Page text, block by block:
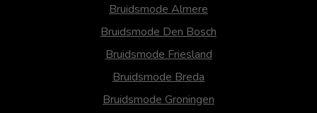
Bruidsmode Almere
Bruidsmode Den Bosch
Bruidsmode Friesland
Bruidsmode Breda
Bruidsmode Groningen